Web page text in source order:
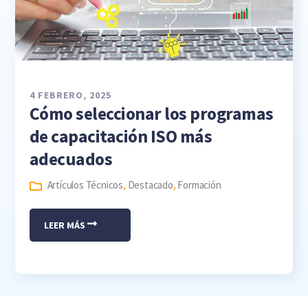
4 FEBRERO, 2025
Cómo seleccionar los programas
de capacitación ISO más
adecuados
Artículos Técnicos, Destacado, Formación
LEER MÁS